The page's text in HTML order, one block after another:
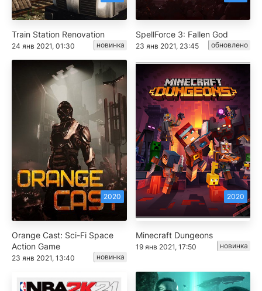
Train Station Renovation
24 янв 2021, 01:30 новинка
SpellForce 3: Fallen God
23 янв 2021, 23:45 обновлено
2020
Orange Cast: Sci-Fi Space
Action Game
23 янв 2021, 13:40 новинка
2020
Minecraft Dungeons
19 янв 2021, 17:50 новинка